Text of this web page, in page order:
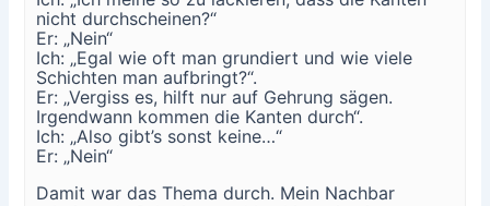
nicht durchscheinen?“
Er: „Nein“
Ich: „Egal wie oft man grundiert und wie viele
Schichten man aufbringt?“.
Er: „Vergiss es, hilft nur auf Gehrung sägen.
Irgendwann kommen die Kanten durch“.
Ich: „Also gibt’s sonst keine…“
Er: „Nein“
Damit war das Thema durch. Mein Nachbar